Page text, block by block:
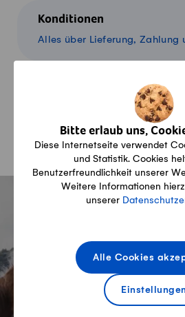
Bitte erlaub uns,
Diese Internetseite verwendet
und Statistik. Cookies
Benutzerfreundlichkeit unserer
Weitere Informationen
unserer
Alle Cookies
Konditionen
Alles über Lieferung, Zahlung
Übersicht über Ihre Produkte
Abonnieren Sie
Produzenten-